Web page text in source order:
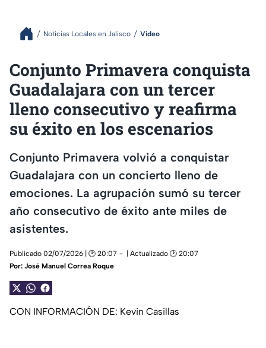
Noticias Locales en Jalisco Video
Conjunto Primavera conquista
Guadalajara con un tercer
lleno consecutivo y reafirma
su éxito en los escenarios
Conjunto Primavera volvió a conquistar
Guadalajara con un concierto lleno de
emociones. La agrupación sumó su tercer
año consecutivo de éxito ante miles de
asistentes.
Publicado 02/07/2026 | 🕑 20:07
| Actualizado 🕑 20:07
Por: José Manuel Correa Roque
CON INFORMACIÓN DE: Kevin Casillas